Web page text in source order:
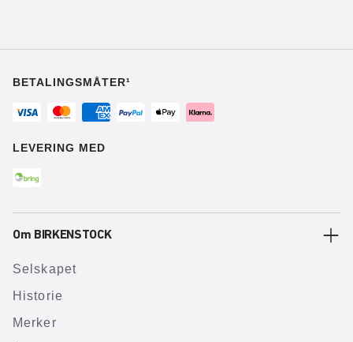
BETALINGSMÅTER¹
LEVERING MED
Om BIRKENSTOCK
Selskapet
Historie
Merker